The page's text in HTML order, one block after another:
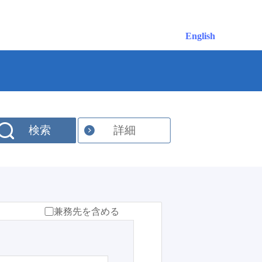
English
検索 詳細
兼務先を含める